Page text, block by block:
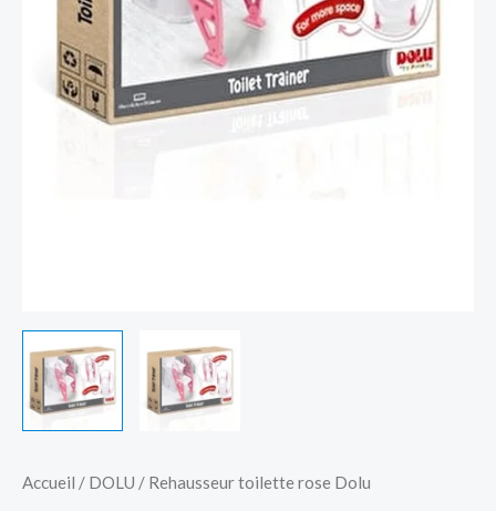
Accueil / DOLU / Rehausseur toilette rose Dolu